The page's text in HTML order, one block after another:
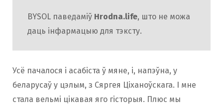
BYSOL паведаміў Hrodna.life, што не можа
даць інфармацыю для тэксту.
Усё пачалося і асабіста ў мяне, і, напэўна, у
беларусаў у цэлым, з Сяргея Ціханоўскага. І мне
стала вельмі цікавая яго гісторыя. Плюс мы